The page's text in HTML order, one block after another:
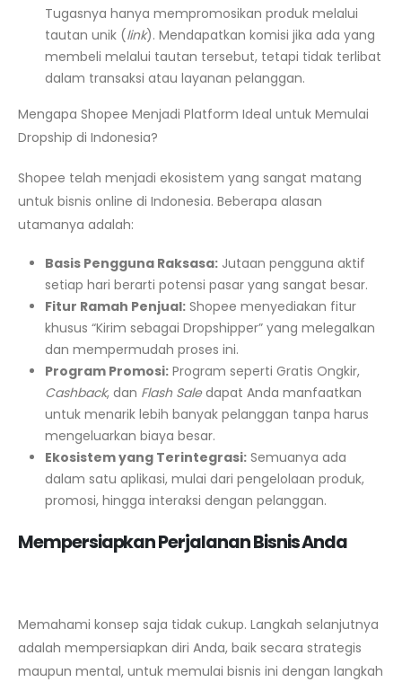
Tugasnya hanya mempromosikan produk melalui
tautan unik (link). Mendapatkan komisi jika ada yang
membeli melalui tautan tersebut, tetapi tidak terlibat
dalam transaksi atau layanan pelanggan.
Mengapa Shopee Menjadi Platform Ideal untuk Memulai
Dropship di Indonesia?
Shopee telah menjadi ekosistem yang sangat matang
untuk bisnis online di Indonesia. Beberapa alasan
utamanya adalah:
Basis Pengguna Raksasa:Jutaan pengguna aktif
setiap hari berarti potensi pasar yang sangat besar.
Fitur Ramah Penjual:Shopee menyediakan fitur
khusus “Kirim sebagai Dropshipper” yang melegalkan
dan mempermudah proses ini.
Program Promosi:Program seperti Gratis Ongkir,
Cashback, dan Flash Saledapat Anda manfaatkan
untuk menarik lebih banyak pelanggan tanpa harus
mengeluarkan biaya besar.
Ekosistem yang Terintegrasi:Semuanya ada
dalam satu aplikasi, mulai dari pengelolaan produk,
promosi, hingga interaksi dengan pelanggan.
Mempersiapkan Perjalanan Bisnis Anda
Memahami konsep saja tidak cukup. Langkah selanjutnya
adalah mempersiapkan diri Anda, baik secara strategis
maupun mental, untuk memulai bisnis ini dengan langkah